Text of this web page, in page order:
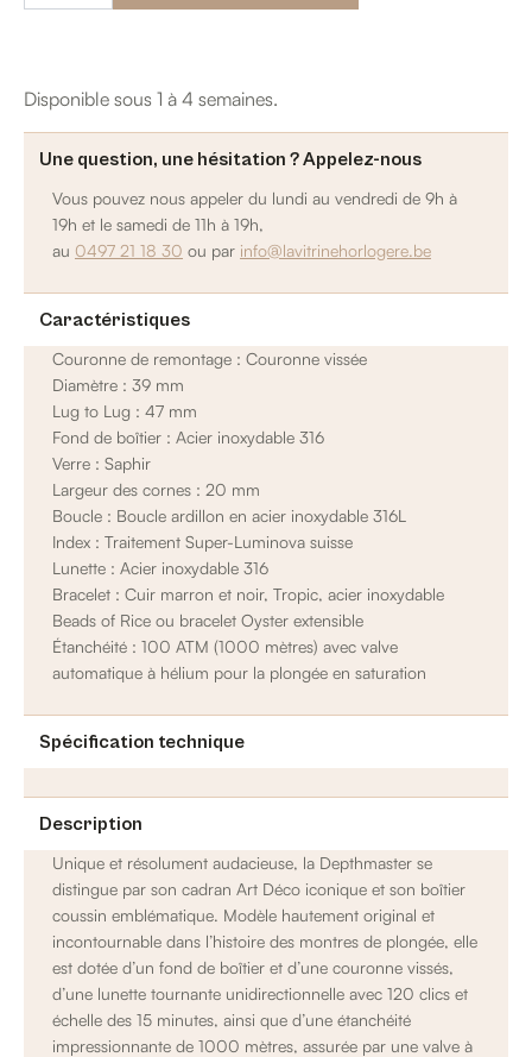
Date
Disponible sous 1 à 4 semaines.
Une question, une hésitation ? Appelez-nous
Vous pouvez nous appeler du lundi au vendredi de 9h à
19h et le samedi de 11h à 19h,
au 0497 21 18 30 ou par info@lavitrinehorlogere.be
Caractéristiques
Couronne de remontage : Couronne vissée
Diamètre : 39 mm
Lug to Lug : 47 mm
Fond de boîtier : Acier inoxydable 316
Verre : Saphir
Largeur des cornes : 20 mm
Boucle : Boucle ardillon en acier inoxydable 316L
Index : Traitement Super-Luminova suisse
Lunette : Acier inoxydable 316
Bracelet : Cuir marron et noir, Tropic, acier inoxydable
Beads of Rice ou bracelet Oyster extensible
Étanchéité : 100 ATM (1000 mètres) avec valve
automatique à hélium pour la plongée en saturation
Spécification technique
Description
Unique et résolument audacieuse, la Depthmaster se
distingue par son cadran Art Déco iconique et son boîtier
coussin emblématique. Modèle hautement original et
incontournable dans l’histoire des montres de plongée, elle
est dotée d’un fond de boîtier et d’une couronne vissés,
d’une lunette tournante unidirectionnelle avec 120 clics et
échelle des 15 minutes, ainsi que d’une étanchéité
impressionnante de 1000 mètres, assurée par une valve à